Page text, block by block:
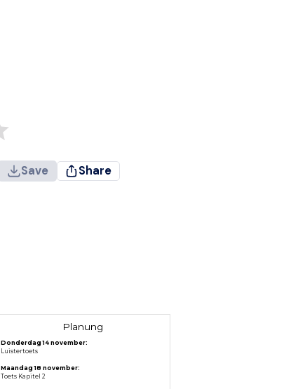
Save Share
Planung
Donderdag 14 november:
Luistertoets
Maandag 18 november:
Toets Kapitel 2